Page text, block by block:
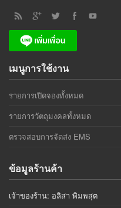
เมนูการใช้งาน
รายการเปิดจองทั้งหมด
รายการวัตถุมงคลทั้งหมด
ตรวจสอบการจัดส่ง EMS
ข้อมูลร้านค้า
เจ้าของร้าน: อลิสา พิมพสุต